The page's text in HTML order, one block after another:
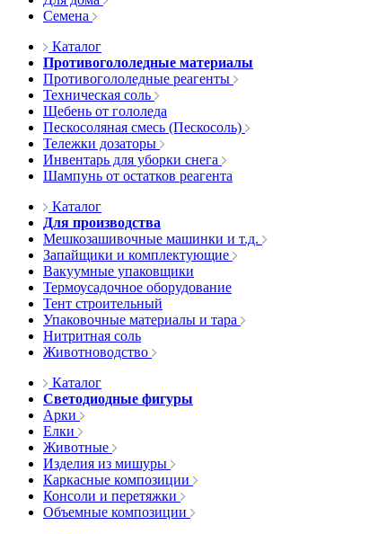
Семена
Каталог
Противогололедные материалы
Противогололедные реагенты
Техническая соль
Щебень от гололеда
Пескосоляная смесь (Пескосоль)
Тележки дозаторы
Инвентарь для уборки снега
Шампунь от остатков реагента
Каталог
Для производства
Мешкозашивочные машинки и т.д.
Запайщики и комплектующие
Вакуумные упаковщики
Термоусадочное оборудование
Тент строительный
Упаковочные материалы и тара
Нитритная соль
Животноводство
Каталог
Светодиодные фигуры
Арки
Елки
Животные
Изделия из мишуры
Каркасные композиции
Консоли и перетяжки
Объемные композиции